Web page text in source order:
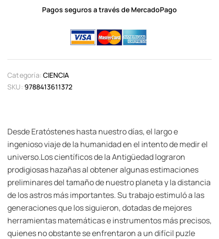
Pagos seguros a través de MercadoPago
Categoría: CIENCIA
SKU: 9788413611372
Desde Eratóstenes hasta nuestro días, el largo e
ingenioso viaje de la humanidad en el intento de medir el
universo.Los científicos de la Antigüedad lograron
prodigiosas hazañas al obtener algunas estimaciones
preliminares del tamaño de nuestro planeta y la distancia
de los astros más importantes. Su trabajo estimuló a las
generaciones que los siguieron, dotadas de mejores
herramientas matemáticas e instrumentos más precisos,
quienes no obstante se enfrentaron a un difícil puzle